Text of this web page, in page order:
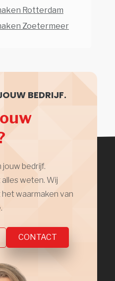
Rotterdam
Zoetermeer
BEDRIJF.
jouw bedrijf.
alles weten. Wij
waarmaken van
CONTACT